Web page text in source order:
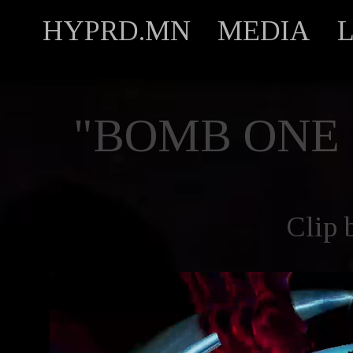
HYPRD.MN MEDIA
"BOMB ONE
Clip